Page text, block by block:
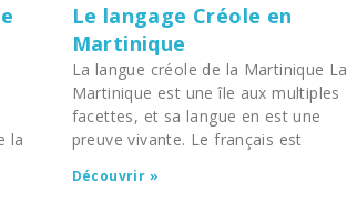
la
Le langage Créole en
Martinique
La langue créole de la Martinique La
Martinique est une île aux multiples
facettes, et sa langue en est une
preuve vivante. Le français est
Découvrir »